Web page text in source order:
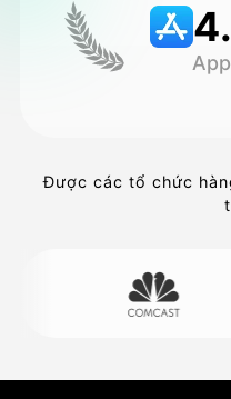
Được các tổ chức